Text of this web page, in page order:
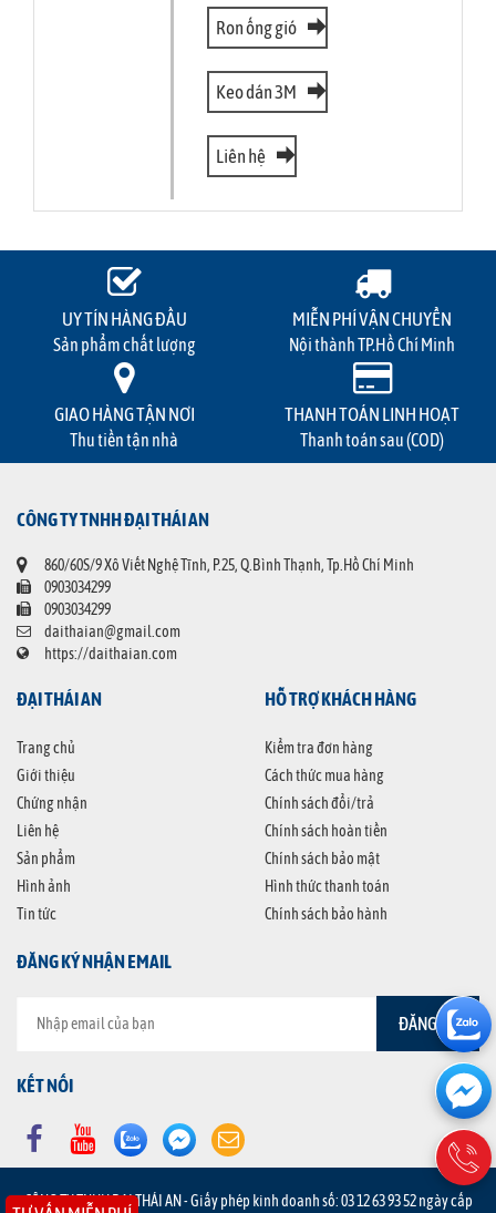
Ron ống gió
Keo dán 3M
Liên hệ
UY TÍN HÀNG ĐẦU
Sản phẩm chất lượng
MIỄN PHÍ VẬN CHUYỂN
Nội thành TP.Hồ Chí Minh
GIAO HÀNG TẬN NƠI
Thu tiền tận nhà
THANH TOÁN LINH HOẠT
Thanh toán sau (COD)
CÔNG TY TNHH ĐẠI THÁI AN
860/60S/9 Xô Viết Nghệ Tĩnh, P.25, Q.Bình Thạnh, Tp.Hồ Chí Minh
0903034299
0903034299
daithaian@gmail.com
https://daithaian.com
ĐẠI THÁI AN
Trang chủ
Giới thiệu
Chứng nhận
Liên hệ
Sản phẩm
Hình ảnh
Tin tức
HỖ TRỢ KHÁCH HÀNG
Kiểm tra đơn hàng
Cách thức mua hàng
Chính sách đổi/trả
Chính sách hoàn tiền
Chính sách bảo mật
Hình thức thanh toán
Chính sách bảo hành
ĐĂNG KÝ NHẬN EMAIL
KẾT NỐI
CÔNG TY TNHH ĐẠI THÁI AN - Giấy phép kinh doanh số: 03 12 63 93 52 ngày cấp